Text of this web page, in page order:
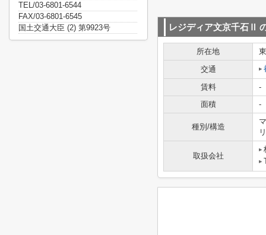
レジディア文京千石Ⅱ
所在地
交通
賃料
-
面積
-
種別/構造
取扱会社
TEL/03-6801-6544
FAX/03-6801-6545
国土交通大臣 (2) 第9923号